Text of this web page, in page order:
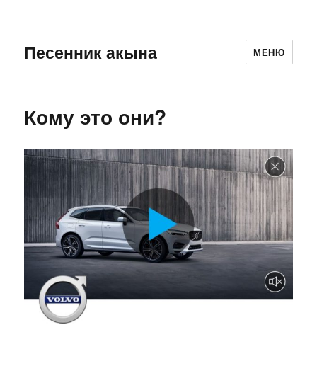
Песенник акына МЕНЮ
Кому это они?